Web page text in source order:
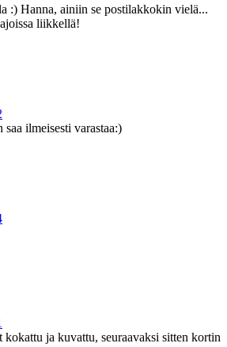
:) Hanna, ainiin se postilakkokin vielä...
liikkellä!
ilmeisesti varastaa:)
ja kuvattu, seuraavaksi sitten kortin